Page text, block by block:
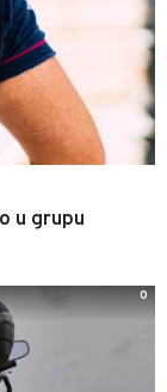
u grupu
0